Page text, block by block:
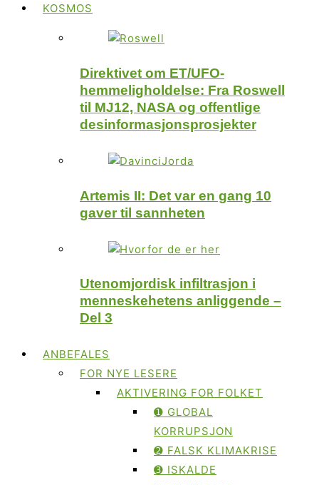
KOSMOS
Direktivet om ET/UFO-
hemmeligholdelse: Fra Roswell
til MJ12, NASA og offentlige
desinformasjonsprosjekter
Artemis II: Det var en gang 10
gaver til sannheten
Utenomjordisk infiltrasjon i
menneskehetens anliggende –
Del 3
ANBEFALES
FOR NYE LESERE
AKTIVERING FOR FOLKET
➊ GLOBAL
KORRUPSJON
➋ FALSK KLIMAKRISE
➌ ISKALDE